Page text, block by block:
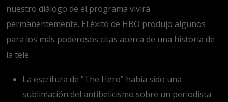
nuestro diálogo de el programa vivirá
permanentemente. El éxito de HBO produjo algunos
para los más poderosos citas acerca de una historia de
la tele.
La escritura de “The Hero” había sido una
sublimación del antibelicismo sobre un periodista